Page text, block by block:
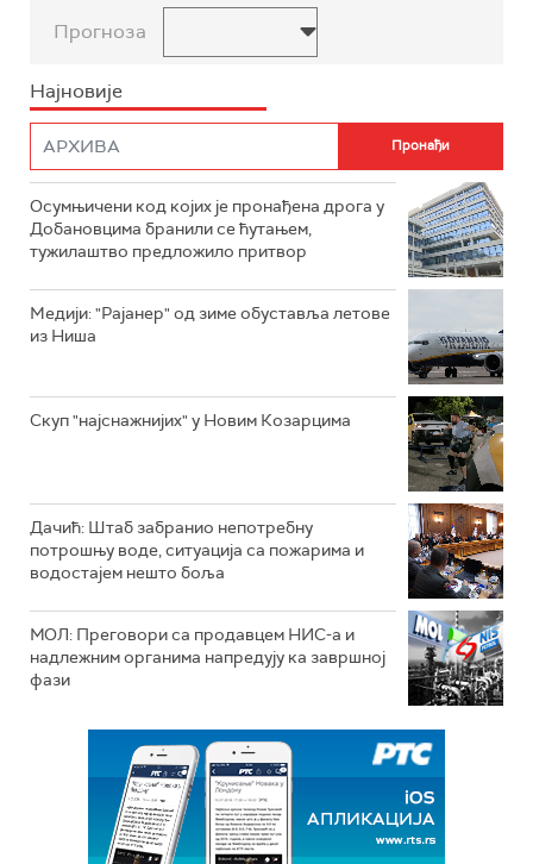
Прогноза
Најновије
Осумњичени код којих је пронађена дрога у
Добановцима бранили се ћутањем,
тужилаштво предложило притвор
Mедији: "Рајанер" од зиме обуставља летове
из Ниша
Скуп "најснажнијих" у Новим Козарцима
Дачић: Штаб забранио непотребну
потрошњу воде, ситуација са пожарима и
водостајем нешто боља
МОЛ: Преговори са продавцем НИС-а и
надлежним органима напредују ка завршној
фази